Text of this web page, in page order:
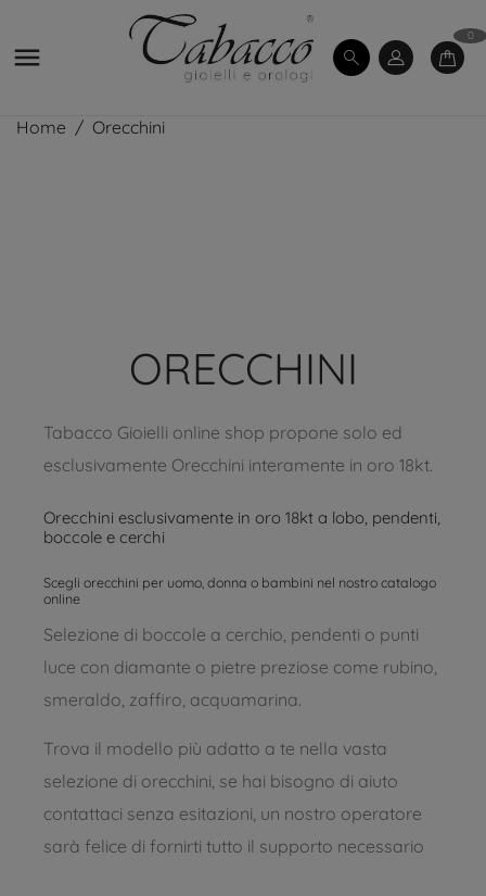

0
Home Orecchini
ORECCHINI
Tabacco Gioielli online shop propone solo ed
esclusivamente Orecchini interamente in oro 18kt.
Orecchini esclusivamente in oro 18kt a lobo, pendenti,
boccole e cerchi
Scegli orecchini per uomo, donna o bambini nel nostro catalogo
online
Selezione di boccole a cerchio, pendenti o punti
luce con diamante o pietre preziose come rubino,
smeraldo, zaffiro, acquamarina.
Trova il modello più adatto a te nella vasta
selezione di orecchini, se hai bisogno di aiuto
contattaci senza esitazioni, un nostro operatore
sarà felice di fornirti tutto il supporto necessario